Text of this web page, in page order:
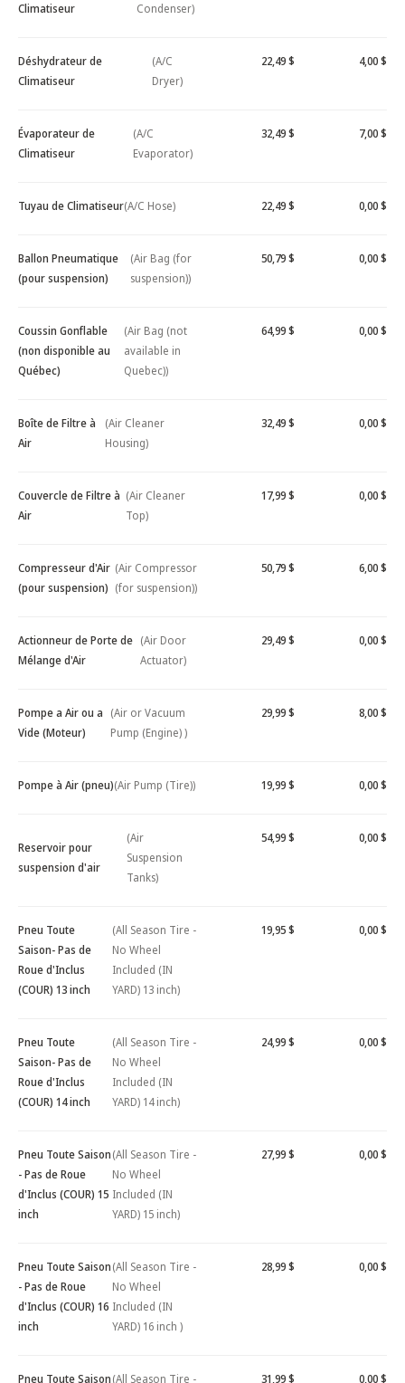
Climatiseur
Condenser)
Déshydrateur de
Climatiseur
(A/C
Dryer)
22,49 $ 4,00 $
Évaporateur de
Climatiseur
(A/C
Evaporator)
32,49 $ 7,00 $
Tuyau de Climatiseur(A/C Hose) 22,49 $ 0,00 $
Ballon Pneumatique
(pour suspension)
(Air Bag (for
suspension))
50,79 $ 0,00 $
Coussin Gonflable
(non disponible au
Québec)
(Air Bag (not
available in
Quebec))
64,99 $ 0,00 $
Boîte de Filtre à
Air
(Air Cleaner
Housing)
32,49 $ 0,00 $
Couvercle de Filtre à
Air
(Air Cleaner
Top)
17,99 $ 0,00 $
Compresseur d'Air
(pour suspension)
(Air Compressor
(for suspension))
50,79 $ 6,00 $
Actionneur de Porte de
Mélange d'Air
(Air Door
Actuator)
29,49 $ 0,00 $
Pompe a Air ou a
Vide (Moteur)
(Air or Vacuum
Pump (Engine) )
29,99 $ 8,00 $
Pompe à Air (pneu)(Air Pump (Tire)) 19,99 $ 0,00 $
Reservoir pour
suspension d'air
(Air
Suspension
Tanks)
54,99 $ 0,00 $
Pneu Toute
Saison- Pas de
Roue d'Inclus
(COUR) 13 inch
(All Season Tire -
No Wheel
Included (IN
YARD) 13 inch)
19,95 $ 0,00 $
Pneu Toute
Saison- Pas de
Roue d'Inclus
(COUR) 14 inch
(All Season Tire -
No Wheel
Included (IN
YARD) 14 inch)
24,99 $ 0,00 $
Pneu Toute Saison
- Pas de Roue
d'Inclus (COUR) 15
inch
(All Season Tire -
No Wheel
Included (IN
YARD) 15 inch)
27,99 $ 0,00 $
Pneu Toute Saison
- Pas de Roue
d'Inclus (COUR) 16
inch
(All Season Tire -
No Wheel
Included (IN
YARD) 16 inch )
28,99 $ 0,00 $
Pneu Toute Saison(All Season Tire - 31,99 $ 0,00 $